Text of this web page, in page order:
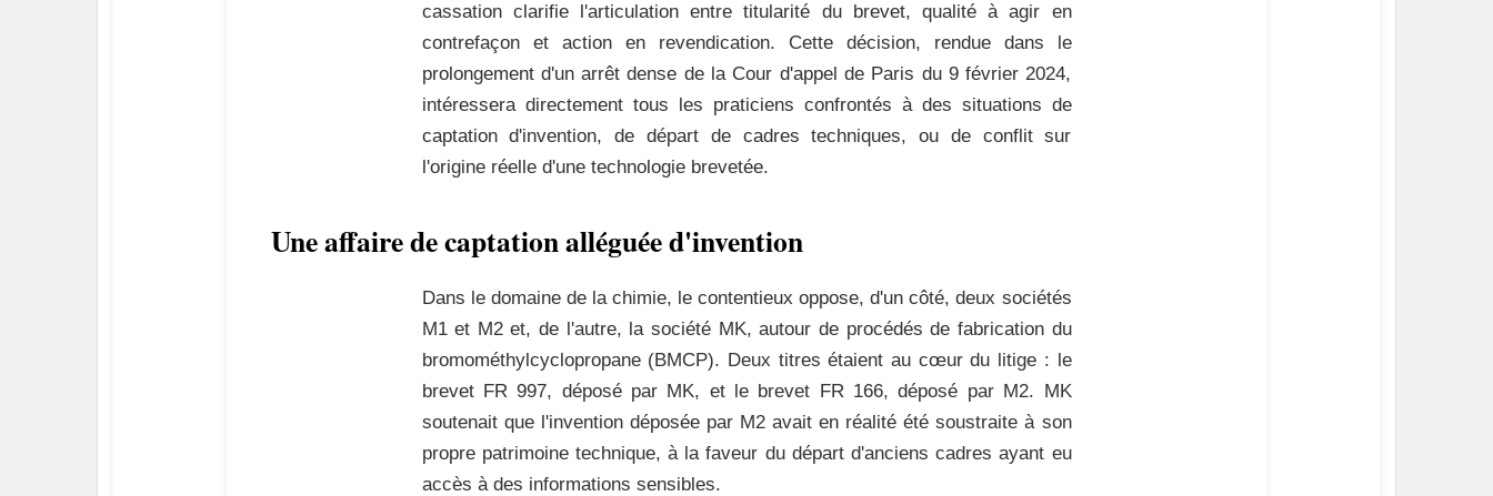
cassation clarifie l'articulation entre titularité du brevet, qualité à agir en
contrefaçon et action en revendication. Cette décision, rendue dans le
prolongement d'un arrêt dense de la Cour d'appel de Paris du 9 février 2024,
intéressera directement tous les praticiens confrontés à des situations de
captation d'invention, de départ de cadres techniques, ou de conflit sur
l'origine réelle d'une technologie brevetée.
Une affaire de captation alléguée d'invention
Dans le domaine de la chimie, le contentieux oppose, d'un côté, deux sociétés
M1 et M2 et, de l'autre, la société MK, autour de procédés de fabrication du
bromométhylcyclopropane (BMCP). Deux titres étaient au cœur du litige : le
brevet FR 997, déposé par MK, et le brevet FR 166, déposé par M2. MK
soutenait que l'invention déposée par M2 avait en réalité été soustraite à son
propre patrimoine technique, à la faveur du départ d'anciens cadres ayant eu
accès à des informations sensibles.